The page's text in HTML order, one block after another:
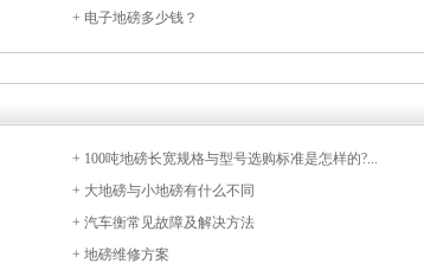
+ 电子地磅多少钱？
+ 100吨地磅长宽规格与型号选购标准是怎样的?...
+ 大地磅与小地磅有什么不同
+ 汽车衡常见故障及解决方法
+ 地磅维修方案